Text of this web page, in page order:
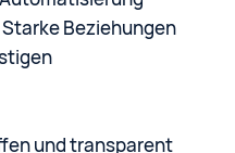
Beziehungen
und transparent